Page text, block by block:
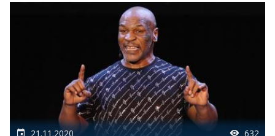
21.11.2020 632